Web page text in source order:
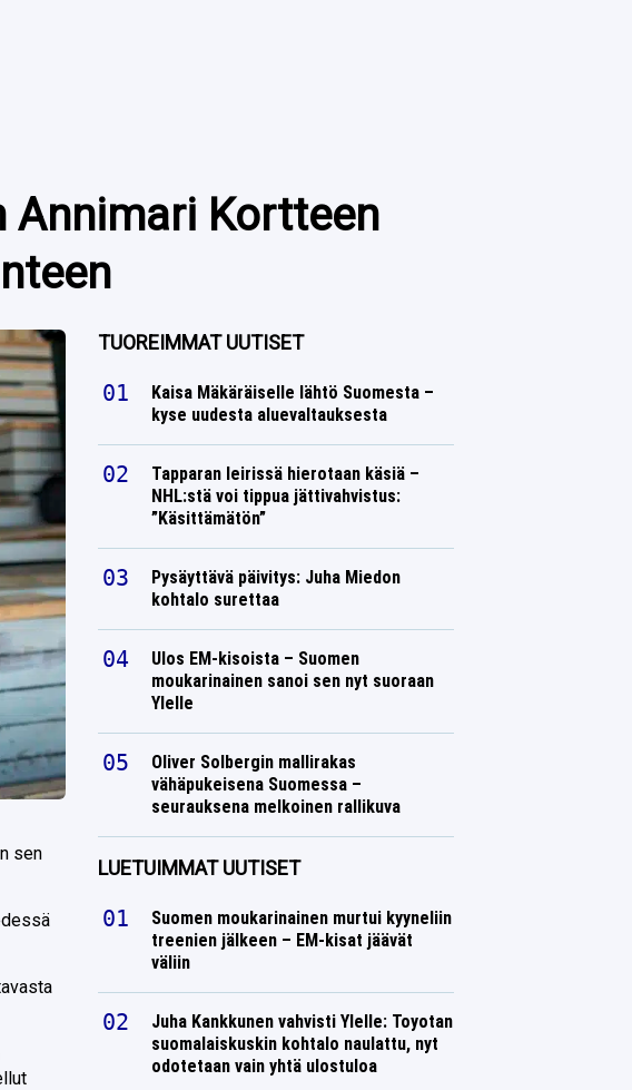
Annimari Kortteen
sen
TUOREIMMAT UUTISET
Kaisa Mäkäräiselle lähtö Suomesta –
kyse uudesta aluevaltauksesta
Tapparan leirissä hierotaan käsiä –
NHL:stä voi tippua jättivahvistus:
”Käsittämätön”
Pysäyttävä päivitys: Juha Miedon
kohtalo surettaa
Ulos EM-kisoista – Suomen
moukarinainen sanoi sen nyt suoraan
Ylelle
Oliver Solbergin mallirakas
vähäpukeisena Suomessa –
seurauksena melkoinen rallikuva
LUETUIMMAT UUTISET
Suomen moukarinainen murtui kyyneliin
treenien jälkeen – EM-kisat jäävät
väliin
Juha Kankkunen vahvisti Ylelle: Toyotan
suomalaiskuskin kohtalo naulattu, nyt
odotetaan vain yhtä ulostuloa